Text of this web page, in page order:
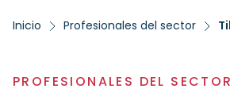
Inicio Profesionales del sector
PROFESIONALES DEL SECTOR